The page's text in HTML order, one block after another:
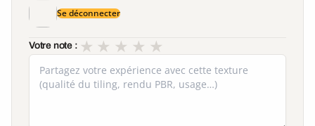
Se déconnecter
Votre note : ★
★
★
★
★